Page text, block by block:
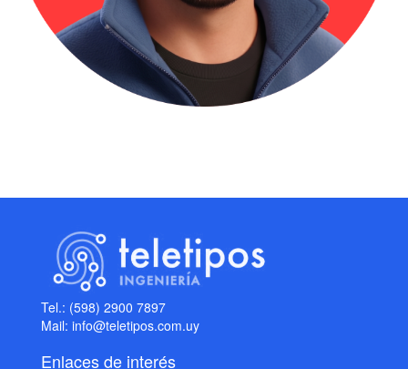
Tel.: (598) 2900 7897
Mail: info@teletipos.com.uy
Enlaces de interés